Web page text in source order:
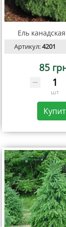
Ель
Артикул:4201
85
шт